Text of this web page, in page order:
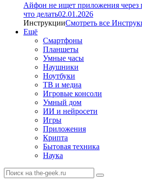
Айфон не ищет приложения через
что делать02.01.2026
ИнструкцииСмотреть все
Ещё
Смартфоны
Планшеты
Умные часы
Наушники
Ноутбуки
ТВ и медиа
Игровые консоли
Умный дом
ИИ и нейросети
Игры
Приложения
Крипта
Бытовая техника
Наука